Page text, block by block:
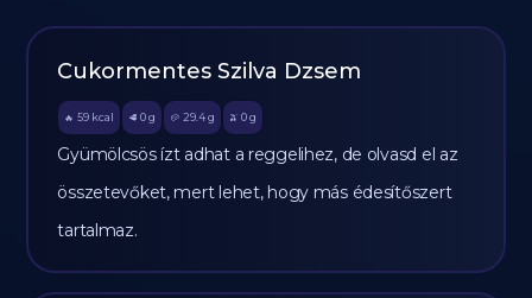
Cukormentes Szilva Dzsem
🔥 59 kcal 🥩 0 g 🥔 29.4g 🫒 0 g
Gyümölcsös ízt adhat a reggelihez, de olvasd el az
összetevőket, mert lehet, hogy más édesítőszert
tartalmaz.